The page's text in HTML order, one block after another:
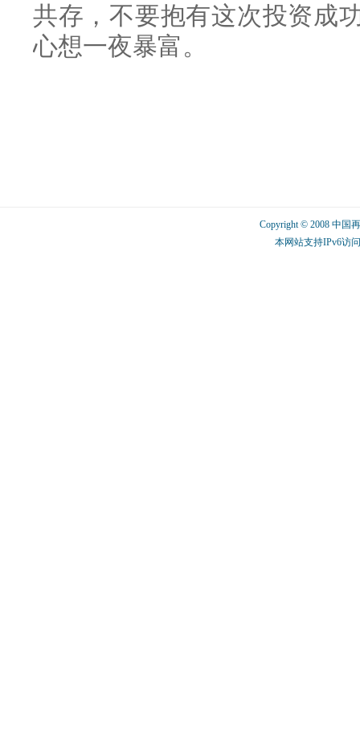
共存，不要抱有这次投资成
心想一夜暴富。
Copyright © 2008 中国
本网站支持IPv6访